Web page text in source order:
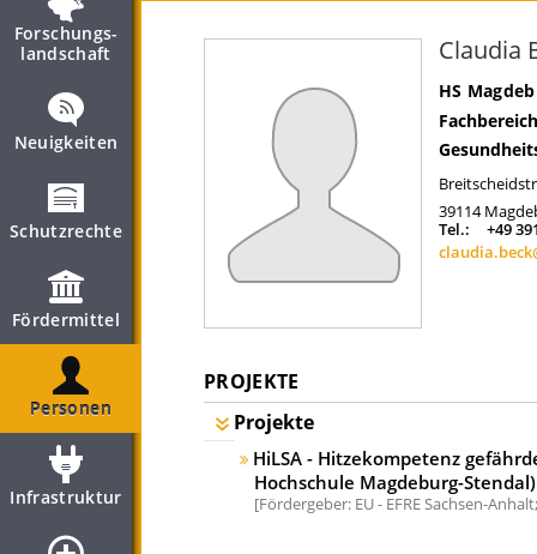
Forschungs­
landschaft
Neuigkeiten
Schutzrechte
Fördermittel
Personen
Infrastruktur
Claudia
HS
39114
Tel.:
+49
PROJEKTE
Projekte
HiLSA - Hitzekompetenz
Hochschule Magdeburg-Stendal)
Fördergeber: EU - EFRE Sachsen-Anhalt;